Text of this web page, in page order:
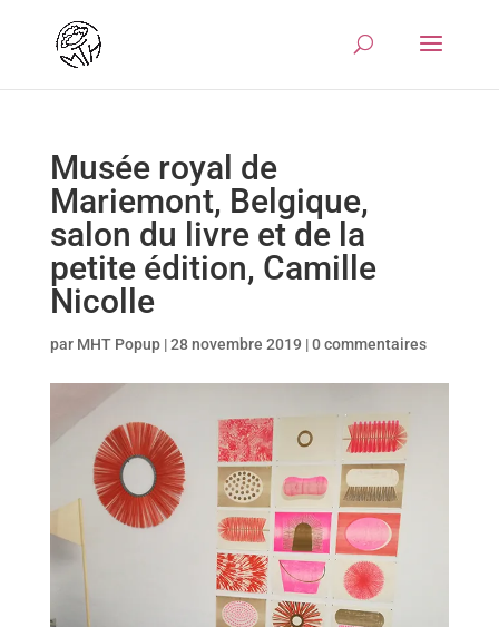
Musée royal de
Mariemont, Belgique,
salon du livre et de la
petite édition, Camille
Nicolle
par MHT Popup|28 novembre 2019 |0 commentaires